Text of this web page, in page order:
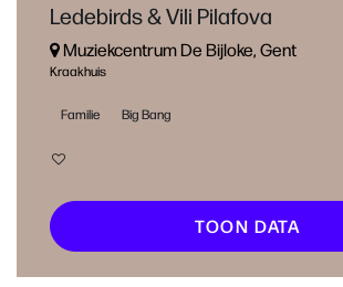
Ledebirds & Vili Pilafova
Muziekcentrum De Bijloke, Gent
Kraakhuis
Familie Big Bang
TOON DATA